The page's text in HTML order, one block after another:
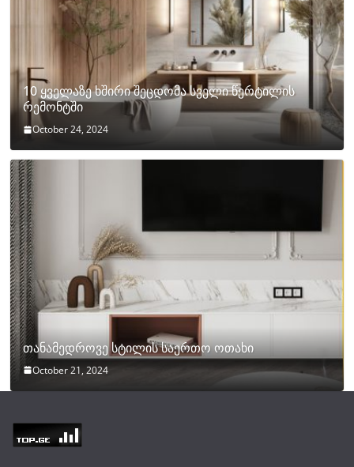
10 ყველაზე ხშირი შეცდომა სველი წერტილის
რემონტში
October 24, 2024
თანამედროვე სტილის საერთო ოთახი
October 21, 2024